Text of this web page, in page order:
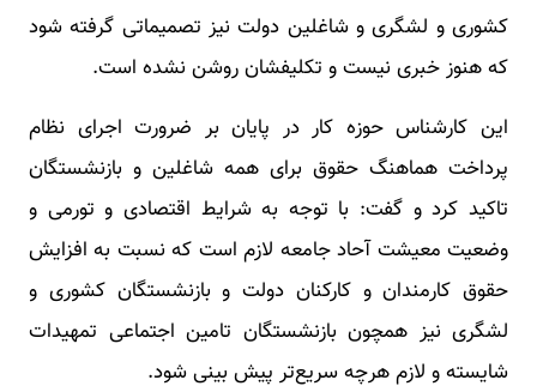
کشوری و لشگری و شاغلین دولت نیز تصمیماتی گرفته شود
که هنوز خبری نیست و تکلیفشان روشن نشده است.
این کارشناس حوزه کار در پایان بر ضرورت اجرای نظام
پرداخت هماهنگ حقوق برای همه شاغلین و بازنشستگان
تاکید کرد و گفت: با توجه به شرایط اقتصادی و تورمی و
وضعیت معیشت آحاد جامعه لازم است که نسبت به افزایش
حقوق کارمندان و کارکنان دولت و بازنشستگان کشوری و
لشگری نیز همچون بازنشستگان تامین اجتماعی تمهیدات
شایسته و لازم هرچه سریع‌تر پیش بینی شود.